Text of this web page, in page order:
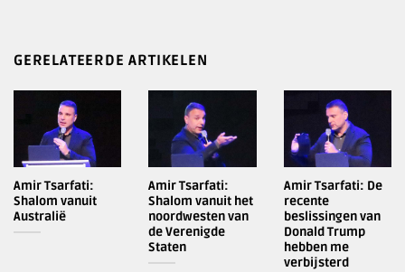
GERELATEERDE ARTIKELEN
Amir Tsarfati:
Shalom vanuit
Australië
Amir Tsarfati:
Shalom vanuit het
noordwesten van
de Verenigde
Staten
Amir Tsarfati: De
recente
beslissingen van
Donald Trump
hebben me
verbijsterd